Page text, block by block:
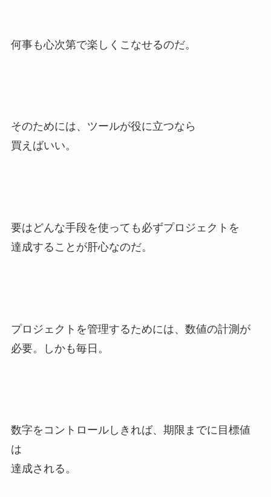
何事も心次第で楽しくこなせるのだ。
そのためには、ツールが役に立つなら
買えばいい。
要はどんな手段を使っても必ずプロジェクトを
達成することが肝心なのだ。
プロジェクトを管理するためには、数値の計測が
必要。しかも毎日。
数字をコントロールしきれば、期限までに目標値
は
達成される。